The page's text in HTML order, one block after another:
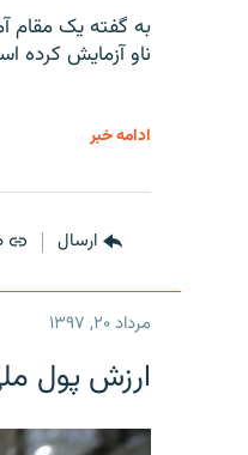
به گفته یک مقام
ناو آزمایش کرده
ادامه خبر
ارسال
مرداد ۲۰, ۱۳۹۷
ارزش پول ملی